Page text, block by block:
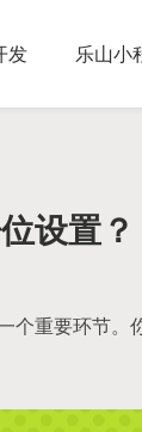
发 乐山小
设置？
重要环节。